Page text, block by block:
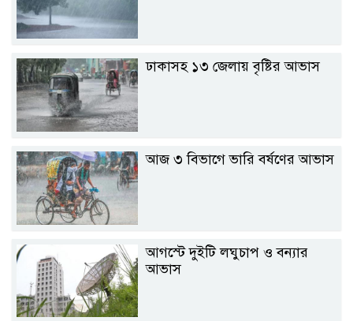
ঢাকাসহ ১৩ জেলায় বৃষ্টির আভাস
আজ ৩ বিভাগে ভারি বর্ষণের আভাস
আগস্টে দুইটি লঘুচাপ ও বন্যার
আভাস